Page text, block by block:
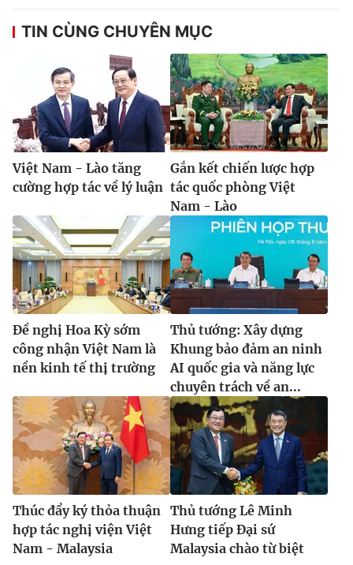
TIN CÙNG CHUYÊN MỤC
Việt Nam - Lào tăng
cường hợp tác về lý luận
Gắn kết chiến lược hợp
tác quốc phòng Việt
Nam - Lào
Đề nghị Hoa Kỳ sớm
công nhận Việt Nam là
nền kinh tế thị trường
Thủ tướng: Xây dựng
Khung bảo đảm an ninh
AI quốc gia và năng lực
chuyên trách về an...
Thúc đẩy ký thỏa thuận
hợp tác nghị viện Việt
Nam - Malaysia
Thủ tướng Lê Minh
Hưng tiếp Đại sứ
Malaysia chào từ biệt